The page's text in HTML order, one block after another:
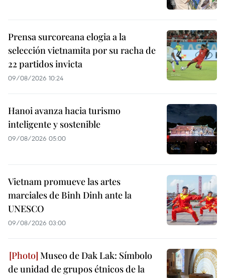
Prensa surcoreana elogia a la
selección vietnamita por su racha de
22 partidos invicta
09/08/2026 10:24
Hanoi avanza hacia turismo
inteligente y sostenible
09/08/2026 05:00
Vietnam promueve las artes
marciales de Binh Dinh ante la
UNESCO
09/08/2026 03:00
Museo de Dak Lak: Símbolo
de unidad de grupos étnicos de la